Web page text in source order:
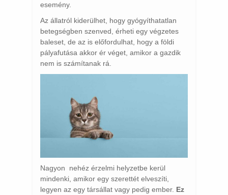
esemény.
Az állatról kiderülhet, hogy gyógyíthatatlan
betegségben szenved, érheti egy végzetes
baleset, de az is előfordulhat, hogy a földi
pályafutása akkor ér véget, amikor a gazdik
nem is számítanak rá.
Nagyon nehéz érzelmi helyzetbe kerül
mindenki, amikor egy szerettét elveszíti,
legyen az egy társállat vagy pedig ember. Ez